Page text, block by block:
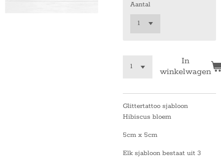
Aantal
In
winkelwagen
Glittertattoo sjabloon
Hibiscus bloem
5cm x 5cm
Elk sjabloon bestaat uit 3